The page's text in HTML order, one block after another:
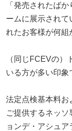
「発売されたば
ームに展示されて
れたお客様が何組
（同じFCEVの）
いる方が多い印象
法定点検基本料お
ご提供するネッソ
ョンデ・アシュ